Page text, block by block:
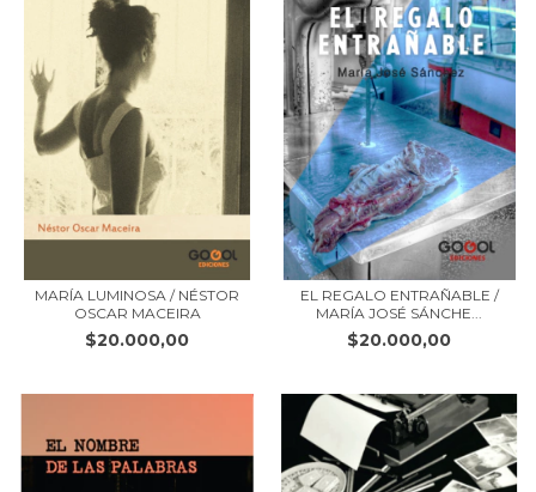
MARÍA LUMINOSA / NÉSTOR
OSCAR MACEIRA
$20.000,00
EL REGALO ENTRAÑABLE /
MARÍA JOSÉ SÁNCHE...
$20.000,00